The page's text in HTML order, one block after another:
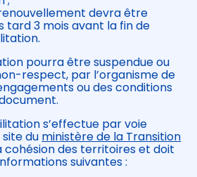
devra être
tard 3 mois avant la fin de
pourra être suspendue ou
respect, par l’organisme de
ou des conditions
s’effectue par voie
du ministère de la Transition
cohésion des territoires et doit
suivantes :